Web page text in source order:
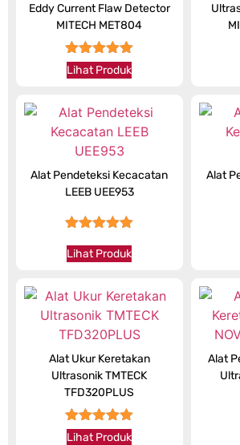
Eddy Current Flaw Detector
MITECH MET804
★★★★★
Lihat Produk
Alat Pendeteksi Kecacatan
LEEB UEE953
Lihat Produk
Alat
Alat Ukur Keretakan
Ultrasonik TMTECK
TFD320PLUS
★★★★★
Lihat Produk
Alat